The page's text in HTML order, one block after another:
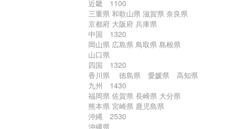
近畿 1100
三重県 和歌山県 滋賀県 奈良県
京都府 大阪府 兵庫県
中国 1320
岡山県 広島県 鳥取県 島根県
山口県
四国 1320
香川県 徳島県 愛媛県 高知県
九州 1430
福岡県 佐賀県 長崎県 大分県
熊本県 宮崎県 鹿児島県
沖縄 2530
沖縄県